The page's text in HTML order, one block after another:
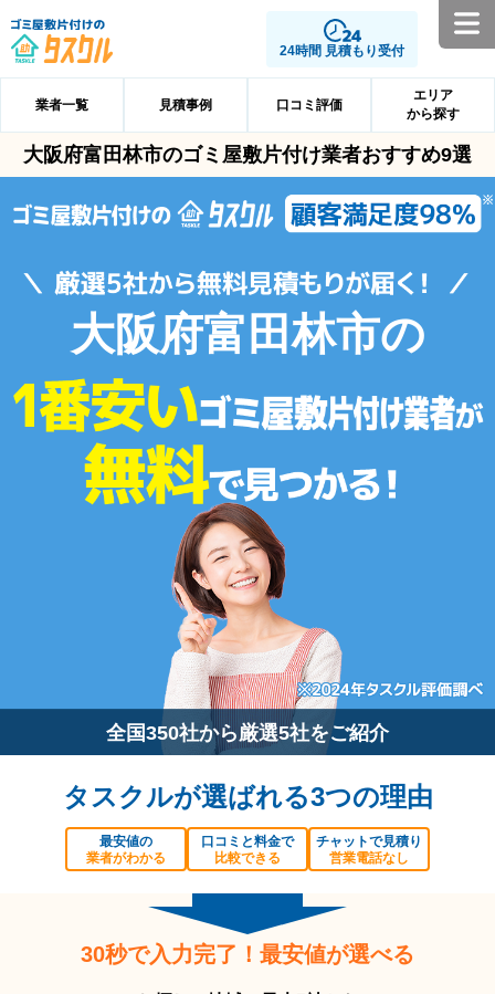
24時間 見積もり受付
業者一覧 見積事例 口コミ評価
エリア
から探す
大阪府富田林市のゴミ屋敷片付け業者おすすめ9選
大阪府富田林市の
全国350社から厳選5社をご紹介
タスクルが選ばれる3つの理由
最安値の
業者がわかる
口コミと料金で
比較できる
チャットで見積り
営業電話なし
30秒で入力完了！最安値が選べる